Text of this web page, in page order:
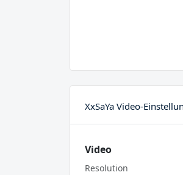
XxSaYa Video-
Video
Resolution